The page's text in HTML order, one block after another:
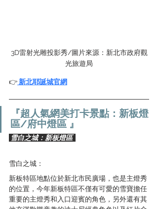
3D雷射光雕投影秀/圖片來源：新北市政府觀
光旅遊局
👉 新北耶誕城官網
『超人氣網美打卡景點：新板燈
區/府中燈區 』
雪白之城：新板燈區
雪白之城：
新板特區地點位於新北市民廣場，也是主燈秀
的位置，今年新板特區不僅有可愛的雪寶擔任
重要的主燈秀和入口迎賓的角色，另外還有其